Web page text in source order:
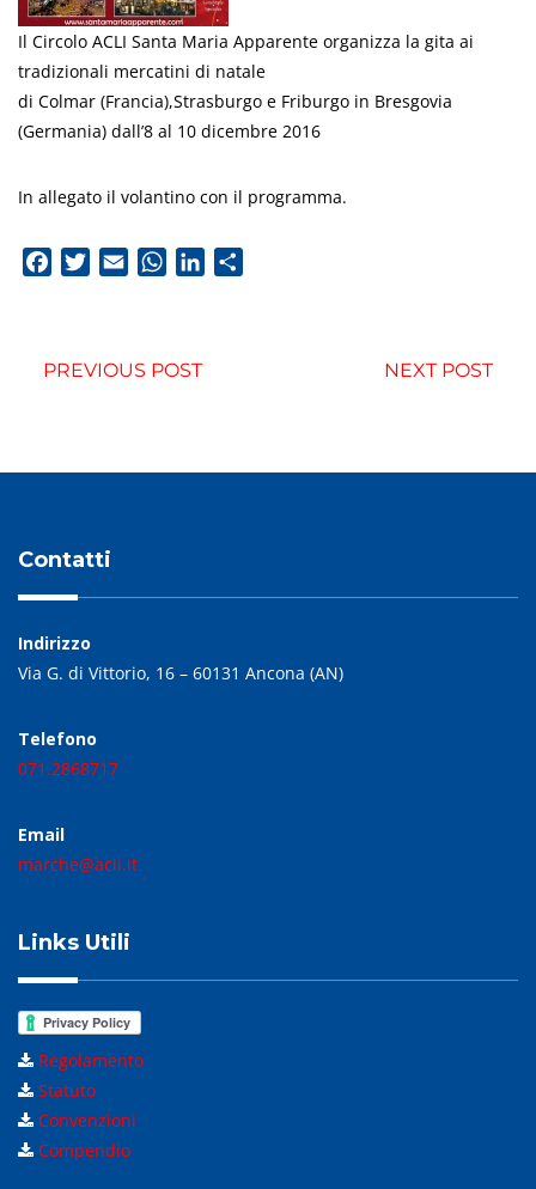
Il Circolo ACLI Santa Maria Apparente organizza la gita ai
tradizionali mercatini di natale
di Colmar (Francia),Strasburgo e Friburgo in Bresgovia
(Germania) dall’8 al 10 dicembre 2016
In allegato il volantino con il programma.
FacebookTwitterEmail WhatsApp
LinkedIn
PREVIOUS POST NEXT POST
Contatti
Indirizzo
Via G. di Vittorio, 16 – 60131 Ancona (AN)
Telefono
071.2868717
Email
marche@acli.it
Links Utili
Regolamento
Statuto
Convenzioni
Compendio